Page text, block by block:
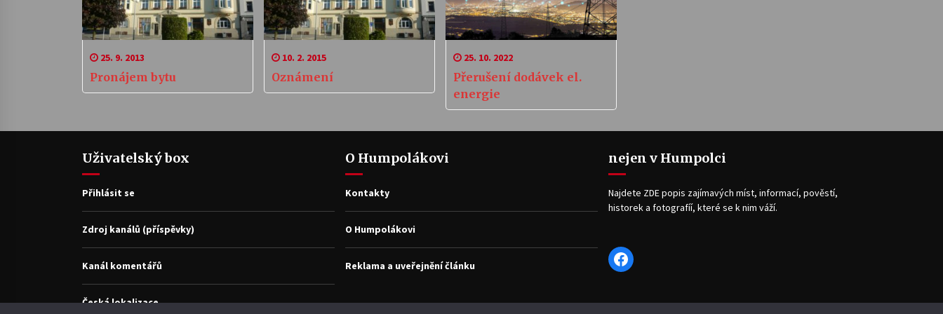
25. 9. 2013
Pronájem bytu
10. 2. 2015
Oznámení
25. 10. 2022
Přerušení dodávek el.
energie
Uživatelský box
Přihlásit se
Zdroj kanálů (příspěvky)
Kanál komentářů
Česká lokalizace
O Humpolákovi
Kontakty
O Humpolákovi
Reklama a uveřejnění článku
nejen v Humpolci
Najdete ZDE popis zajímavých míst, informací, pověstí,
historek a fotografíí, které se k nim váží.
Facebook